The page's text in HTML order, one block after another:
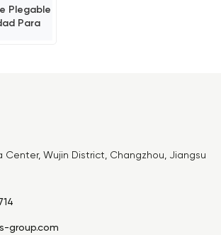
Plegable
Para
Center, Wujin District, Changzhou, Jiangsu
group.com